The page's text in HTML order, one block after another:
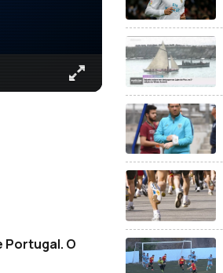
Portugal. O